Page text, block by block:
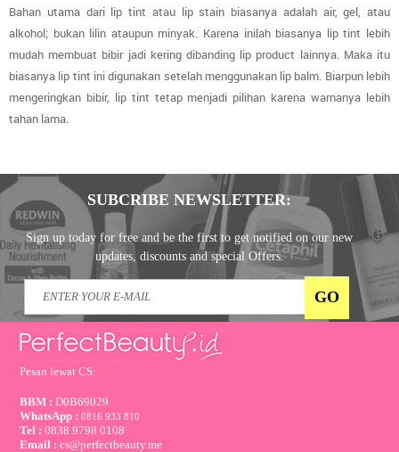
Bahan utama dari lip tint atau lip stain biasanya adalah air, gel, atau
alkohol; bukan lilin ataupun minyak. Karena inilah biasanya lip tint lebih
mudah membuat bibir jadi kering dibanding lip product lainnya. Maka itu
biasanya lip tint ini digunakan setelah menggunakanlip balm. Biarpun lebih
mengeringkan bibir, lip tint tetap menjadi pilihan karena warnanya lebih
tahan lama.
SUBCRIBE NEWSLETTER:
Sign up today for free and be the first to get notified on our new
updates, discounts and special Offers.
Pesan lewat CS:
BBM : D0B69029
WhatsApp :0816 933 810
Tel :0838 9798 0108
Email :cs@perfectbeauty.me